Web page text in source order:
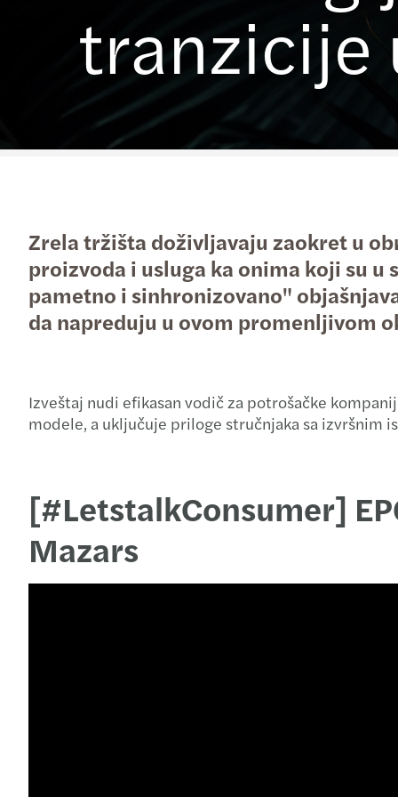
tranzicije
Zrela tržišta doživljavaju zaokret u
proizvoda i usluga ka onima koji su
pametno i sinhronizovano"
da napreduju u ovom promenljivom
Izveštaj nudi efikasan vodič za potrošačke
modele, a uključuje priloge stručnjaka sa izvršnim
[#LetstalkConsumer]
Mazars